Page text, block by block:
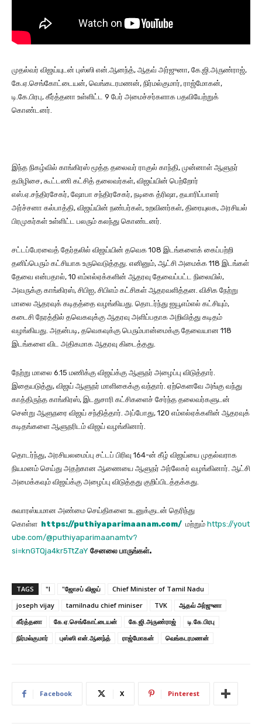
முதல்வர் விஜய்யுடன் புஸ்ஸி என்.ஆனந்த், ஆதவ் அர்ஜுனா, கே.ஜி.அருண்ராஜ்,
கே.ஏ.செங்கோட்டையன், வெங்கடரமணன், நிர்மல்குமார், ராஜ்மோகன்,
டி.கே.பிரபு, கீர்த்தனா உள்ளிட்ட 9 பேர் அமைச்சர்களாக பதவியேற்றுக்
கொண்டனர்.
இந்த நிகழ்வில் காங்கிரஸ் மூத்த தலைவர் ராகுல் காந்தி, முன்னாள் ஆளுநர்
தமிழிசை, கூட்டணி கட்சித் தலைவர்கள், விஜய்யின் பெற்றோர்
எஸ்.ஏ.சந்திரசேகர், ஷோபா சந்திரசேகர், நடிகை த்ரிஷா, தயாரிப்பாளர்
அர்ச்சனா கல்பாத்தி, விஜய்யின் நண்பர்கள், உறவினர்கள், திரையுலக, அரசியல்
பிரமுகர்கள் உள்ளிட்ட பலரும் கலந்து கொண்டனர்.
சட்டப்பேரவைத் தேர்தலில் விஜய்யின் தவெக 108 இடங்களைக் கைப்பற்றி
தனிப்பெரும் கட்சியாக உருவெடுத்தது. எனினும், ஆட்சி அமைக்க 118 இடங்கள்
தேவை என்பதால், 10 எம்எல்ஏக்களின் ஆதரவு தேவைப்பட்ட நிலையில்,
அவருக்கு காங்கிரஸ், சிபிஐ, சிபிஎம் கட்சிகள் ஆதரவளித்தன. விசிக நேற்று
மாலை ஆதரவுக் கடிதத்தை வழங்கியது. தொடர்ந்து ஐயூஎம்எல் கட்சியும்,
கடைசி நேரத்தில் தவெகவுக்கு ஆதரவு அளிப்பதாக அறிவித்து கடிதம்
வழங்கியது. அதன்படி, தவெகவுக்கு பெரும்பான்மைக்கு தேவையான 118
இடங்களை விட அதிகமாக ஆதரவு கிடைத்தது.
நேற்று மாலை 6.15 மணிக்கு விஜய்க்கு ஆளுநர் அழைப்பு விடுத்தார்.
இதையடுத்து, விஜய் ஆளுநர் மாளிகைக்கு வந்தார். ஏற்கெனவே அங்கு வந்து
காத்திருந்த காங்கிரஸ், இடதுசாரி கட்சிகளைச் சேர்ந்த தலைவர்களுடன்
சென்று ஆளுநரை விஜய் சந்தித்தார். அப்போது, 120 எம்எல்ஏக்களின் ஆதரவுக்
கடிதங்களை ஆளுநரிடம் விஜய் வழங்கினார்.
தொடர்ந்து, அரசியலமைப்பு சட்டப் பிரிவு 164-ன் கீழ் விஜய்யை முதல்வராக
நியமனம் செய்து அதற்கான ஆணையை ஆளுநர் அர்லேகர் வழங்கினார். ஆட்சி
அமைக்கவும் விஜய்க்கு அழைப்பு விடுத்தது குறிப்பிடத்தக்கது.
சுவாரஸ்யமான அண்மை செய்திகளை உடனுக்குடன் தெரிந்து
கொள்ள https://puthiyaparimaanam.com/ மற்றும் https://yout
ube.com/@puthiyaparimaanamtv?
si=knGTQja4kr5TtZaY சேனலை பாருங்கள்.
TAGS "I "ஜோசப் விஜய்
Chief Minister of Tamil Nadu
joseph vijay
tamilnadu chief miniser TVK
ஆதவ் அர்ஜுனா
கீர்த்தனா
கே.ஏ.செங்கோட்டையன் கே.ஜி.அருண்ராஜ்
டி.கே.பிரபு
நிர்மல்குமார்
புஸ்ஸி என்.ஆனந்த் ராஜ்மோகன் வெங்கடரமணன்
Facebook X Pinterest